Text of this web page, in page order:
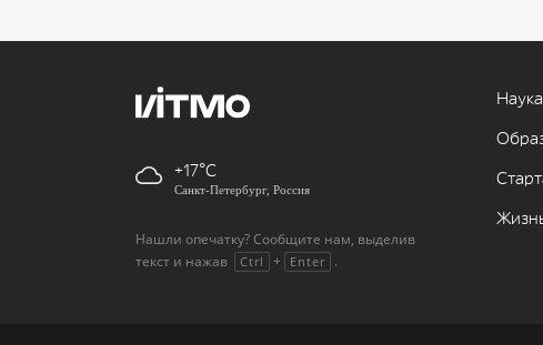
+17
Санкт-Петербург, Россия
Нашли опечатку? Сообщите нам, выделив
текст и нажав
Ctrl + Enter .
Наука